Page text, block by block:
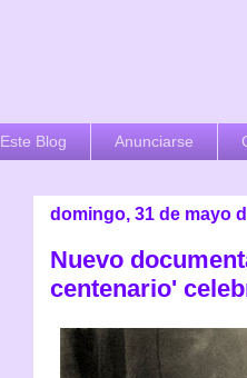
Este Blog Anunciarse
domingo, 31 de mayo
Nuevo
centenario'